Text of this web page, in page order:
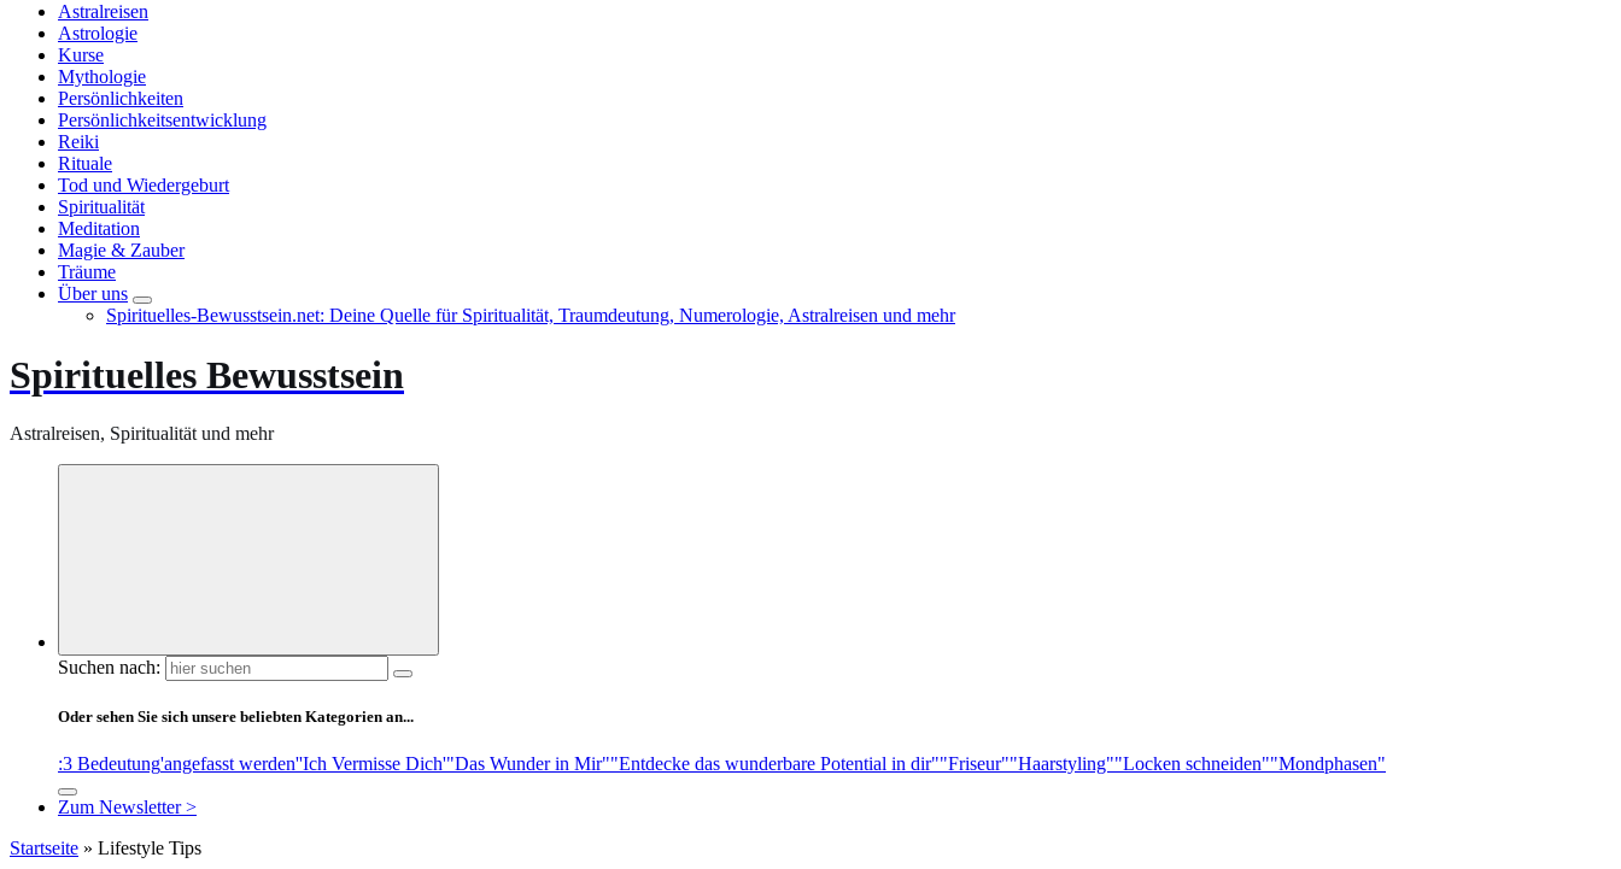
Astralreisen
Astrologie
Kurse
Mythologie
Persönlichkeiten
Persönlichkeitsentwicklung
Reiki
Rituale
Tod und Wiedergeburt
Spiritualität
Meditation
Magie & Zauber
Träume
Über uns
Spirituelles-Bewusstsein.net: Deine Quelle für Spiritualität, Traumdeutung, Numerologie, Astralreisen und mehr
Spirituelles Bewusstsein
Astralreisen, Spiritualität und mehr
Suchen nach:
Oder sehen Sie sich unsere beliebten Kategorien an...
:3 Bedeutung'angefasst werden''Ich Vermisse Dich'"Das Wunder in Mir""Entdecke das wunderbare Potential in dir""Friseur""Haarstyling""Locken schneiden""Mondphasen"
Zum Newsletter >
Startseite » Lifestyle Tips